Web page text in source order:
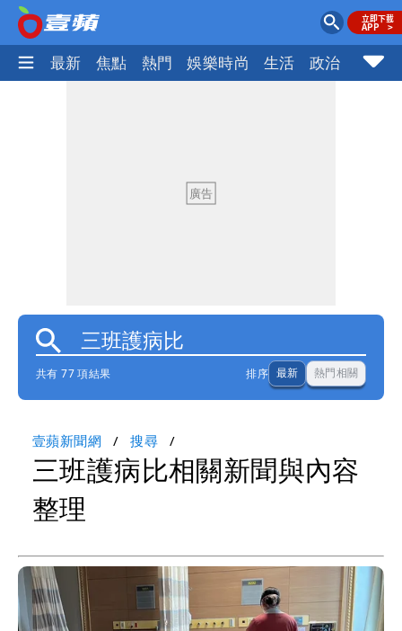
最新 焦點 熱門 娛樂時尚 生活 政治 社會
共有 77 項結果 排序 最新 熱門相關
壹蘋新聞網 搜尋
三班護病比相關新聞與內容
整理